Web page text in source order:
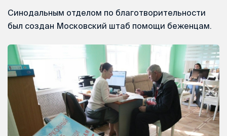
Синодальным отделом по благотворительности
был создан Московский штаб помощи беженцам.